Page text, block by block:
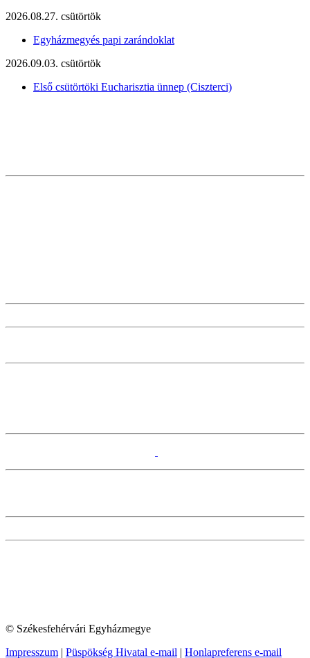
2026.08.27. csütörtök
Egyházmegyés papi zarándoklat
2026.09.03. csütörtök
Első csütörtöki Eucharisztia ünnep (Ciszterci)
© Székesfehérvári Egyházmegye
Impresszum | Püspökség Hivatal e-mail | Honlapreferens e-mail